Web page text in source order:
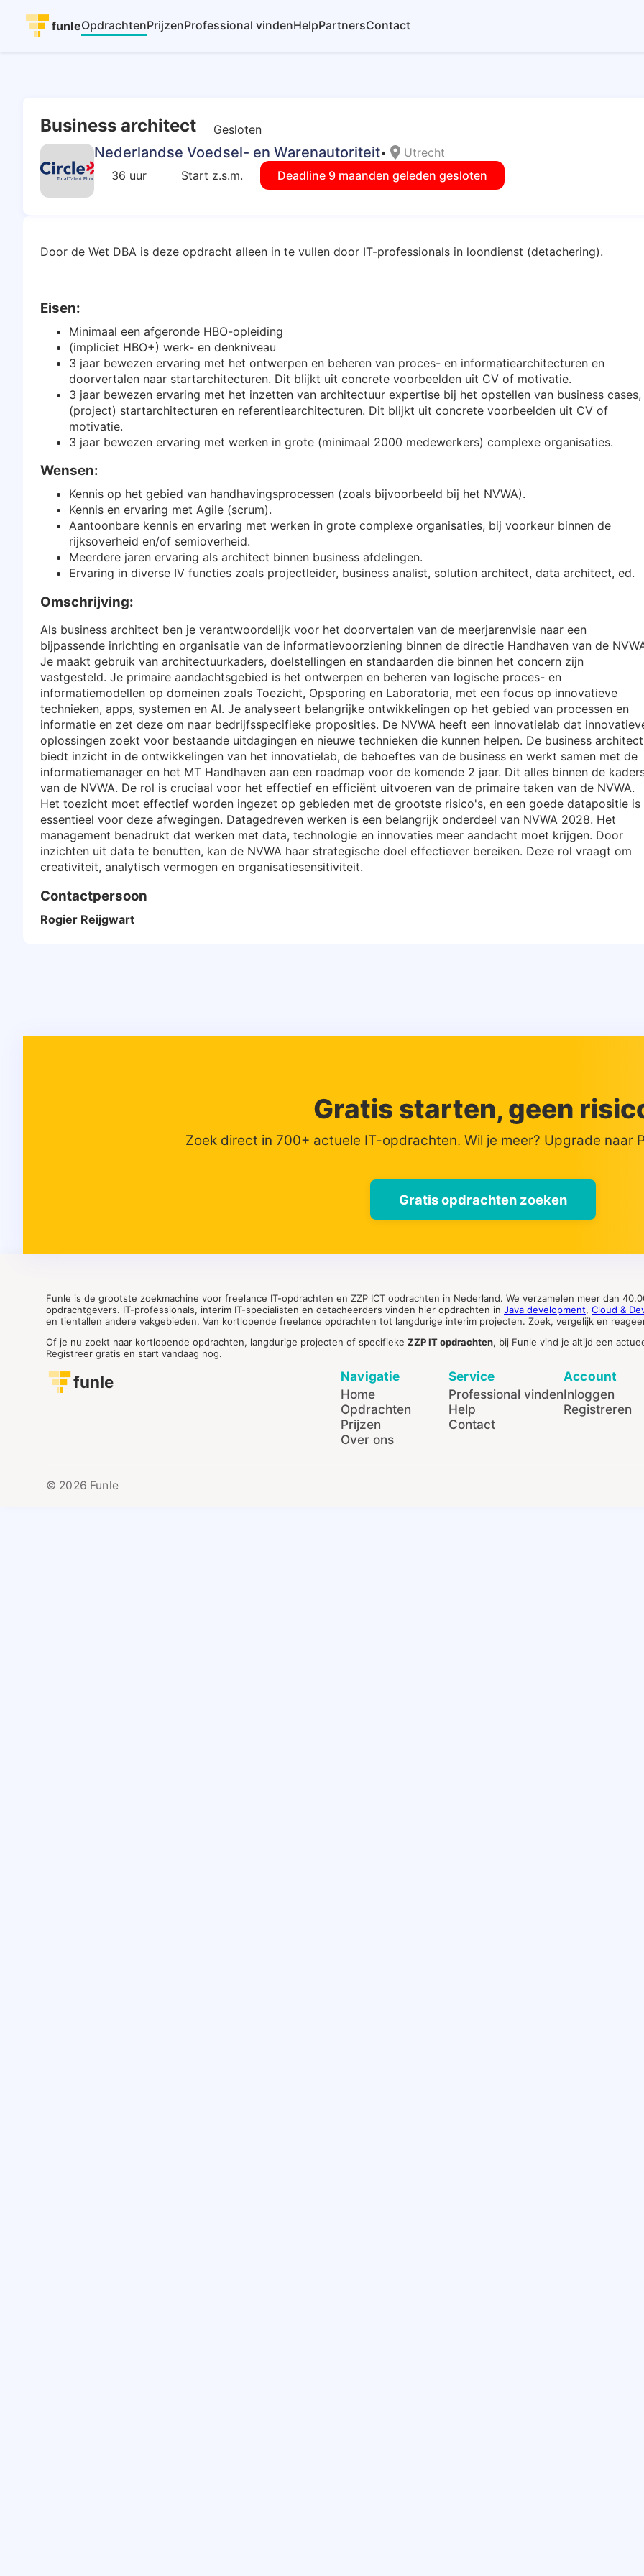
funleOpdrachtenPrijzenProfessional vindenHelpPartnersContact
Business architect Gesloten
Nederlandse Voedsel- en Warenautoriteit• location_on Utrecht
36 uur
Start z.s.m. Deadline 9 maanden geleden gesloten
Door de Wet DBA is deze opdracht alleen in te vullen door IT-professionals in loondienst (detachering).
Eisen:
Minimaal een afgeronde HBO-opleiding
(impliciet HBO+) werk- en denkniveau
3 jaar bewezen ervaring met het ontwerpen en beheren van proces- en informatiearchitecturen en
doorvertalen naar startarchitecturen. Dit blijkt uit concrete voorbeelden uit CV of motivatie.
3 jaar bewezen ervaring met het inzetten van architectuur expertise bij het opstellen van business cases,
(project) startarchitecturen en referentiearchitecturen. Dit blijkt uit concrete voorbeelden uit CV of
motivatie.
3 jaar bewezen ervaring met werken in grote (minimaal 2000 medewerkers) complexe organisaties.
Wensen:
Kennis op het gebied van handhavingsprocessen (zoals bijvoorbeeld bij het NVWA).
Kennis en ervaring met Agile (scrum).
Aantoonbare kennis en ervaring met werken in grote complexe organisaties, bij voorkeur binnen de
rijksoverheid en/of semioverheid.
Meerdere jaren ervaring als architect binnen business afdelingen.
Ervaring in diverse IV functies zoals projectleider, business analist, solution architect, data architect, ed.
Omschrijving:
Als business architect ben je verantwoordelijk voor het doorvertalen van de meerjarenvisie naar een
bijpassende inrichting en organisatie van de informatievoorziening binnen de directie Handhaven van de
Je maakt gebruik van architectuurkaders, doelstellingen en standaarden die binnen het concern zijn
vastgesteld. Je primaire aandachtsgebied is het ontwerpen en beheren van logische proces- en
informatiemodellen op domeinen zoals Toezicht, Opsporing en Laboratoria, met een focus op innovatieve
technieken, apps, systemen en AI. Je analyseert belangrijke ontwikkelingen op het gebied van processen en
informatie en zet deze om naar bedrijfsspecifieke proposities. De NVWA heeft een innovatielab dat
oplossingen zoekt voor bestaande uitdagingen en nieuwe technieken die kunnen helpen. De business architect
biedt inzicht in de ontwikkelingen van het innovatielab, de behoeftes van de business en werkt samen met de
informatiemanager en het MT Handhaven aan een roadmap voor de komende 2 jaar. Dit alles binnen de
van de NVWA. De rol is cruciaal voor het effectief en efficiënt uitvoeren van de primaire taken van de NVWA.
Het toezicht moet effectief worden ingezet op gebieden met de grootste risico's, en een goede datapositie is
essentieel voor deze afwegingen. Datagedreven werken is een belangrijk onderdeel van NVWA 2028. Het
management benadrukt dat werken met data, technologie en innovaties meer aandacht moet krijgen. Door
inzichten uit data te benutten, kan de NVWA haar strategische doel effectiever bereiken. Deze rol vraagt om
creativiteit, analytisch vermogen en organisatiesensitiviteit.
Contactpersoon
Rogier Reijgwart
Gratis starten, geen
Zoek direct in 700+ actuele IT-opdrachten. Wil je meer? Upgrade naar
Gratis opdrachten zoeken
Funle is de grootste zoekmachine voor freelance IT-opdrachten en ZZP ICT opdrachten in Nederland. We verzamelen meer dan
opdrachtgevers. IT-professionals, interim IT-specialisten en detacheerders vinden hier opdrachten in Java development, Cloud &
en tientallen andere vakgebieden. Van kortlopende freelance opdrachten tot langdurige interim projecten. Zoek, vergelijk en
Of je nu zoekt naar kortlopende opdrachten, langdurige projecten of specifieke ZZP IT opdrachten, bij Funle vind je altijd een
Registreer gratis en start vandaag nog.
funle
Navigatie
Home
Opdrachten
Prijzen
Over ons
Service
Professional vinden
Help
Contact
Account
Inloggen
Registreren
© 2026 Funle